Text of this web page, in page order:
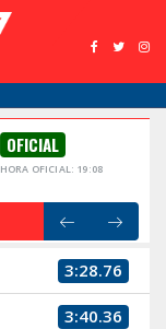
OFICIAL
HORA OFICIAL: 19:08
3:28.76
3:40.36